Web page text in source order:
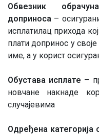
Обвезник
доприноса –
исплатилац прихода
плати допринос у
име, а у корист
Обустава исплате –
новчане накнаде
случајевима
Одређена категорија